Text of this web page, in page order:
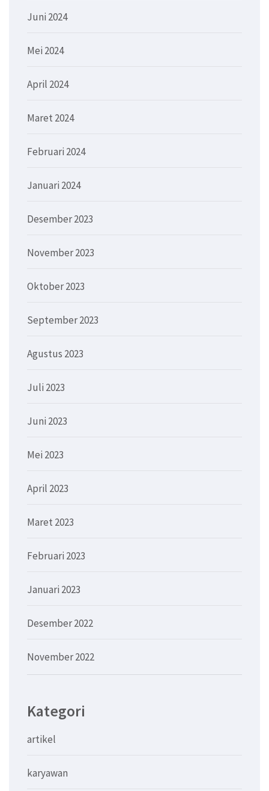
Juni 2024
Mei 2024
April 2024
Maret 2024
Februari 2024
Januari 2024
Desember 2023
November 2023
Oktober 2023
September 2023
Agustus 2023
Juli 2023
Juni 2023
Mei 2023
April 2023
Maret 2023
Februari 2023
Januari 2023
Desember 2022
November 2022
Kategori
artikel
karyawan